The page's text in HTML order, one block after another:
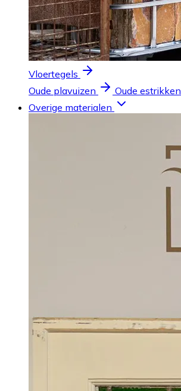
Vloertegels
Oude plavuizen
Oude estrikken
Overige materialen